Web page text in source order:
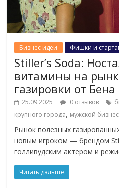
Бизнес идеи Фишки и
Stiller’s Soda:
витамины на
газировки от
25.09.2025 0 отзывов
крупного города, мужской бизнес
Рынок полезных
новым игроком — брендом
голливудским актером и
Читать дальше